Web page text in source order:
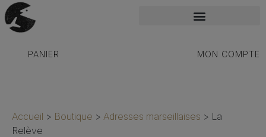
PANIER MON COMPTE
Accueil > Boutique > Adresses marseillaises > La
Relève